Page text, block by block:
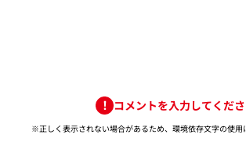
コメントを入力してくだ
※正しく表示されない場合があるため、環境依存文字の使用